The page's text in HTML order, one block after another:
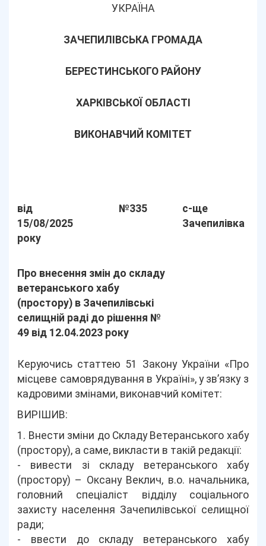
УКРАЇНА
ЗАЧЕПИЛІВСЬКА ГРОМАДА
БЕРЕСТИНСЬКОГО РАЙОНУ
ХАРКІВСЬКОЇ ОБЛАСТІ
ВИКОНАВЧИЙ КОМІТЕТ
від
15/08/2025
року
№335
с-ще
Зачепилівка
Про внесення змін до складу
ветеранського хабу
(простору) в Зачепилівські
селищній раді до рішення №
49 від 12.04.2023 року
Керуючись статтею 51 Закону України «Про
місцеве самоврядування в Україні», у зв’язку з
кадровими змінами, виконавчий комітет:
ВИРІШИВ:
1. Внести зміни до Складу Ветеранського хабу
(простору), а саме, викласти в такій редакції:
- вивести зі складу ветеранського хабу
(простору) – Оксану Веклич, в.о. начальника,
головний спеціаліст відділу соціального
захисту населення Зачепилівської селищної
ради;
- ввести до складу ветеранського хабу